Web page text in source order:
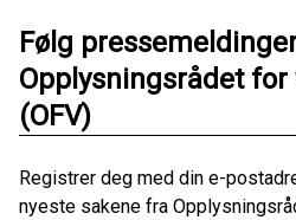
Følg
Opplysningsrådet
(OFV)
Registrer deg med din e-
nyeste sakene fra